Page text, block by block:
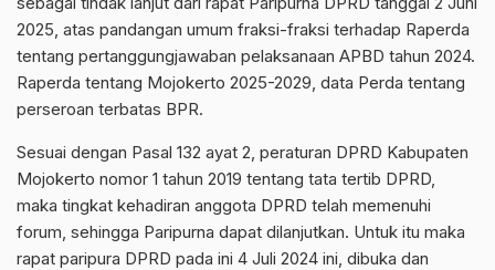
2025, atas pandangan umum fraksi-fraksi terhadap Raperda
tentang pertanggungjawaban pelaksanaan APBD tahun 2024.
Raperda tentang Mojokerto 2025-2029, data Perda tentang
perseroan terbatas BPR.
Sesuai dengan Pasal 132 ayat 2, peraturan DPRD Kabupaten
Mojokerto nomor 1 tahun 2019 tentang tata tertib DPRD,
maka tingkat kehadiran anggota DPRD telah memenuhi
forum, sehingga Paripurna dapat dilanjutkan. Untuk itu maka
rapat paripura DPRD pada ini 4 Juli 2024 ini, dibuka dan